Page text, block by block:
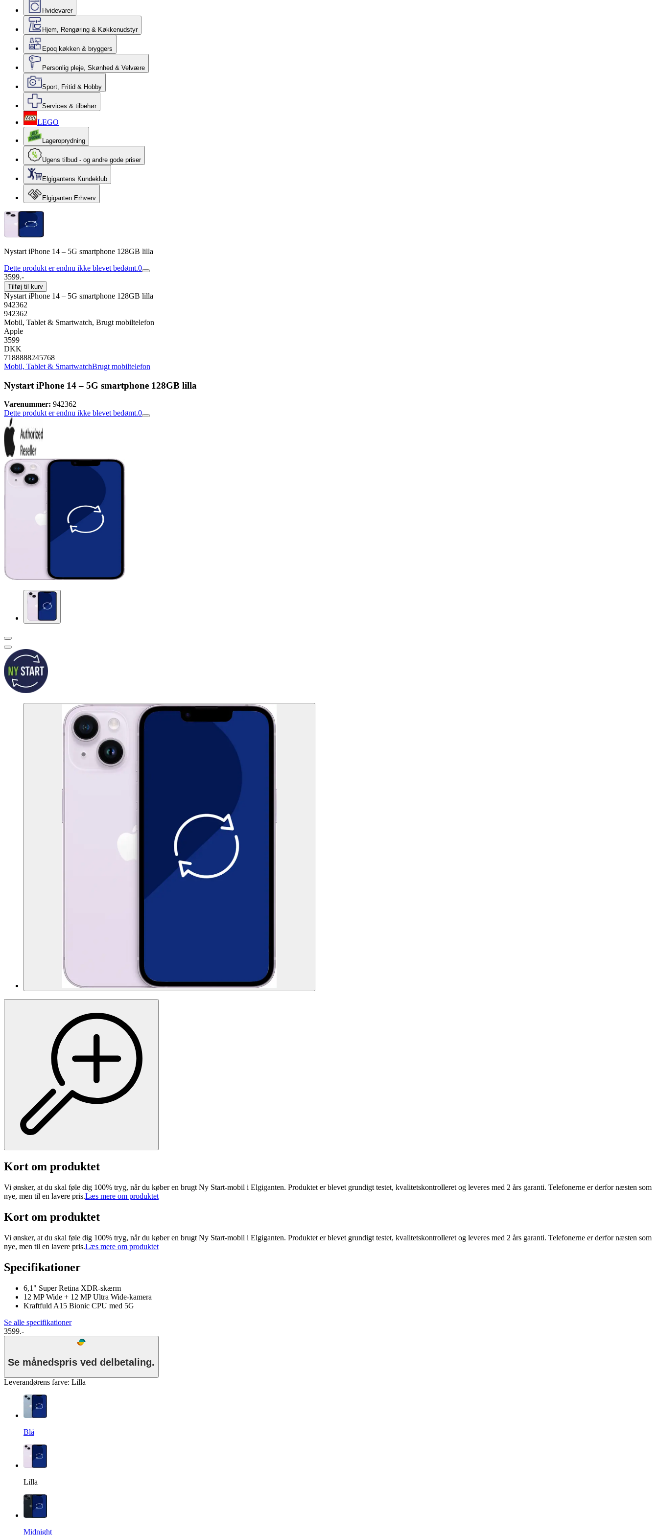
Hvidevarer
Hjem, Rengøring & Køkkenudstyr
Epoq køkken & bryggers
Personlig pleje, Skønhed & Velvære
Sport, Fritid & Hobby
Services & tilbehør
LEGO
Lageroprydning
Ugens tilbud - og andre gode priser
Elgigantens Kundeklub
Elgiganten Erhverv
Nystart iPhone 14 – 5G smartphone 128GB lilla
Dette produkt er endnu ikke blevet bedømt.0
3599.-
Tilføj til kurv
Nystart iPhone 14 – 5G smartphone 128GB lilla
942362
942362
Mobil, Tablet & Smartwatch, Brugt mobiltelefon
Apple
3599
DKK
7188888245768
Mobil, Tablet & SmartwatchBrugt mobiltelefon
Nystart iPhone 14 – 5G smartphone 128GB lilla
Varenummer: 942362
Dette produkt er endnu ikke blevet bedømt.0
Kort om produktet
Vi ønsker, at du skal føle dig 100% tryg, når du køber en brugt Ny Start-mobil i Elgiganten. Produktet er blevet grundigt testet, kvalitetskontrolleret og leveres med 2 års garanti. Telefonerne er derfor næsten som
nye, men til en lavere pris.Læs mere om produktet
Kort om produktet
Vi ønsker, at du skal føle dig 100% tryg, når du køber en brugt Ny Start-mobil i Elgiganten. Produktet er blevet grundigt testet, kvalitetskontrolleret og leveres med 2 års garanti. Telefonerne er derfor næsten som
nye, men til en lavere pris.Læs mere om produktet
Specifikationer
6,1" Super Retina XDR-skærm
12 MP Wide + 12 MP Ultra Wide-kamera
Kraftfuld A15 Bionic CPU med 5G
Se alle specifikationer
3599.-
Se månedspris ved delbetaling.
Leverandørens farve: Lilla
Blå
Lilla
Midnight